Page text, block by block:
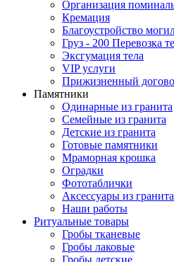
Организация
Кремация
Благоустройство
Груз - 200 Перевозка
Эксгумация тела
VIP услуги
Прижизненный
Памятники
Одинарные из гранита
Семейные из гранита
Детские из гранита
Готовые памятники
Мраморная крошка
Оградки
Фототаблички
Аксессуары из гранита
Наши работы
Ритуальные товары
Гробы тканевые
Гробы лаковые
Гробы детские